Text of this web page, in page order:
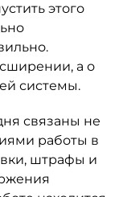
этого
а о
системы.
связаны не
работы в
штрафы и